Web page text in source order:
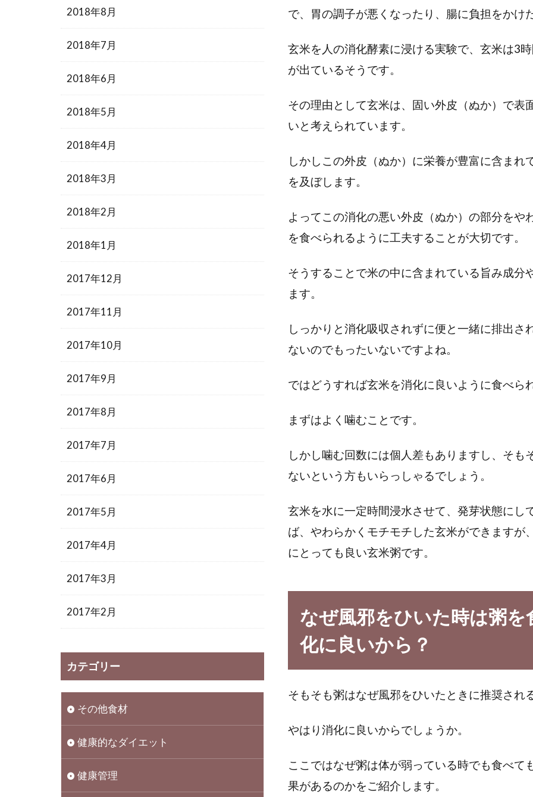
で、胃の調子が悪くなったり、腸に負担をかけ
玄米を人の消化酵素に浸ける実験で、玄米は3
が出ているそうです。
その理由として玄米は、固い外皮（ぬか）で表
いと考えられています。
しかしこの外皮（ぬか）に栄養が豊富に含ま
を及ぼします。
よってこの消化の悪い外皮（ぬか）の部分を
を食べられるように工夫することが大切です。
そうすることで米の中に含まれている旨み成分
ます。
しっかりと消化吸収されずに便と一緒に排出
ないのでもったいないですよね。
ではどうすれば玄米を消化に良いように食べら
まずはよく噛むことです。
しかし噛む回数には個人差もありますし、そ
ないという方もいらっしゃるでしょう。
玄米を水に一定時間浸水させて、発芽状態にし
ば、やわらかくモチモチした玄米ができますが
にとっても良い玄米粥です。
なぜ風邪をひいた時は粥
化に良いから？
そもそも粥はなぜ風邪をひいたときに推奨され
やはり消化に良いからでしょうか。
ここではなぜ粥は体が弱っている時でも食べ
果があるのかをご紹介します。
2018年8月
2018年7月
2018年6月
2018年5月
2018年4月
2018年3月
2018年2月
2018年1月
2017年12月
2017年11月
2017年10月
2017年9月
2017年8月
2017年7月
2017年6月
2017年5月
2017年4月
2017年3月
2017年2月
カテゴリー
その他食材
健康的なダイエット
健康管理